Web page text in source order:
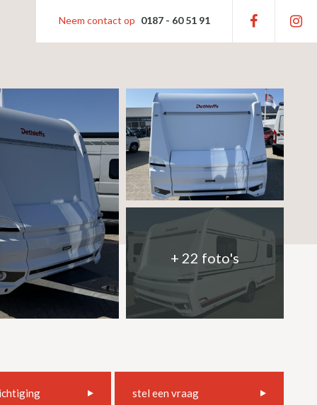
Neem contact op 0187 - 60 51 91
+ 22 foto's
stel een vraag